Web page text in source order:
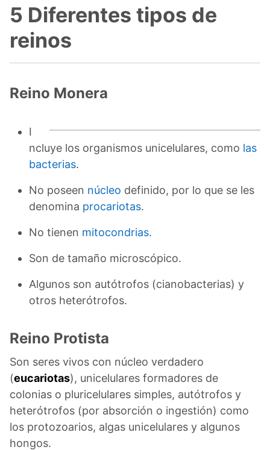
5 Diferentes tipos de
reinos
Reino Monera
I
ncluye los organismos unicelulares, como las
bacterias.
No poseen núcleo definido, por lo que se les
denomina procariotas.
No tienen mitocondrias.
Son de tamaño microscópico.
Algunos son autótrofos (cianobacterias) y
otros heterótrofos.
Reino Protista
Son seres vivos con núcleo verdadero
(eucariotas), unicelulares formadores de
colonias o pluricelulares simples, autótrofos y
heterótrofos (por absorción o ingestión) como
los protozoarios, algas unicelulares y algunos
hongos.